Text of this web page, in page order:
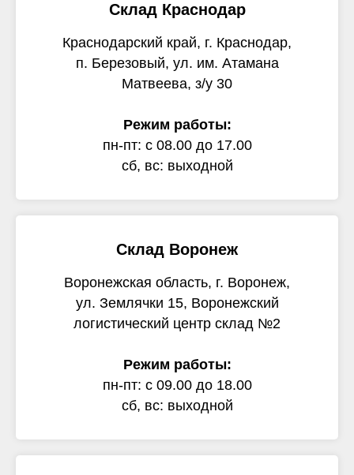
Склад Краснодар
Краснодарский край, г. Краснодар,
п. Березовый, ул. им. Атамана
Матвеева, з/у 30
Режим работы:
пн-пт: с 08.00 до 17.00
сб, вс: выходной
Склад Воронеж
Воронежская область, г. Воронеж,
ул. Землячки 15, Воронежский
логистический центр склад №2
Режим работы:
пн-пт: с 09.00 до 18.00
сб, вс: выходной